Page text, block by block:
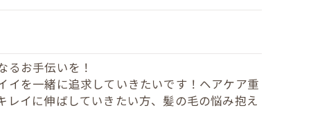
るお手伝いを！
イを一緒に追求していきたいです！ヘアケア重
レイに伸ばしていきたい方、髪の毛の悩み抱え